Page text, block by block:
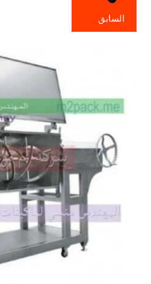
السابق